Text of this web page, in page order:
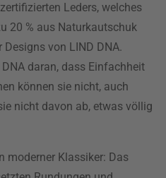
Leders, welches
20 % aus Naturkautschuk
von LIND DNA.
daran, dass Einfachheit
können sie nicht, auch
nicht davon ab, etwas völlig
moderner Klassiker: Das